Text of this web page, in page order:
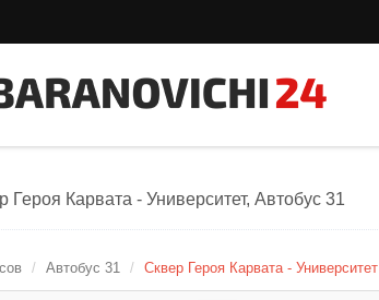
Героя Карвата - Университет, Автобус 31
Автобус 31 Сквер Героя Карвата - Университет